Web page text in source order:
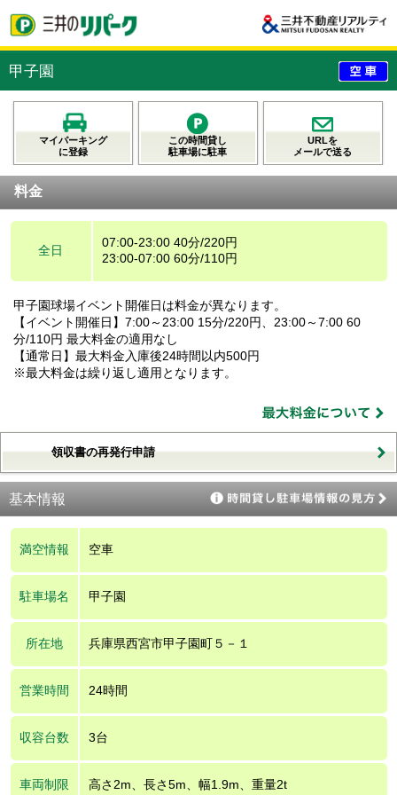
甲子園
マイパーキング
に登録
この時間貸し
駐車場に駐車
URLを
メールで送る
料金
全日
07:00-23:00 40分/220円
23:00-07:00 60分/110円
甲子園球場イベント開催日は料金が異なります。
【イベント開催日】7:00～23:00 15分/220円、23:00～7:00 60
分/110円 最大料金の適用なし
【通常日】最大料金入庫後24時間以内500円
※最大料金は繰り返し適用となります。
領収書の再発行申請
基本情報
満空情報 空車
駐車場名 甲子園
所在地 兵庫県西宮市甲子園町５－１
営業時間 24時間
収容台数 3台
車両制限 高さ2m、長さ5m、幅1.9m、重量2t